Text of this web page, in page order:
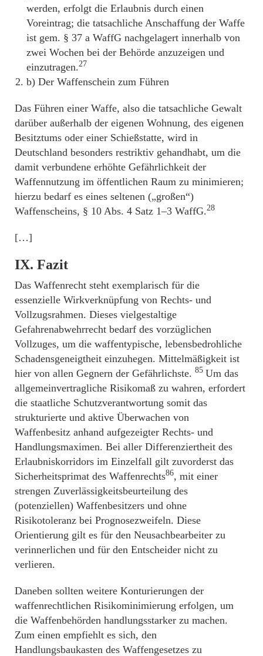
werden, erfolgt die Erlaubnis durch einen
Voreintrag; die tatsachliche Anschaffung der Waffe
ist gem. § 37 a WaffG nachgelagert innerhalb von
zwei Wochen bei der Behörde anzuzeigen und
einzutragen.27
b) Der Waffenschein zum Führen
Das Führen einer Waffe, also die tatsachliche Gewalt
darüber außerhalb der eigenen Wohnung, des eigenen
Besitztums oder einer Schießstatte, wird in
Deutschland besonders restriktiv gehandhabt, um die
damit verbundene erhöhte Gefährlichkeit der
Waffennutzung im öffentlichen Raum zu minimieren;
hierzu bedarf es eines seltenen („großen“)
Waffenscheins, § 10 Abs. 4 Satz 1–3 WaffG.28
[…]
IX. Fazit
Das Waffenrecht steht exemplarisch für die
essenzielle Wirkverknüpfung von Rechts- und
Vollzugsrahmen. Dieses vielgestaltige
Gefahrenabwehrrecht bedarf des vorzüglichen
Vollzuges, um die waffentypische, lebensbedrohliche
Schadensgeneigtheit einzuhegen. Mittelmäßigkeit ist
hier von allen Gegnern der Gefährlichste. 85 Um das
allgemeinvertragliche Risikomaß zu wahren, erfordert
die staatliche Schutzverantwortung somit das
strukturierte und aktive Überwachen von
Waffenbesitz anhand aufgezeigter Rechts- und
Handlungsmaximen. Bei aller Differenziertheit des
Erlaubniskorridors im Einzelfall gilt zuvorderst das
Sicherheitsprimat des Waffenrechts86, mit einer
strengen Zuverlässigkeitsbeurteilung des
(potenziellen) Waffenbesitzers und ohne
Risikotoleranz bei Prognosezweifeln. Diese
Orientierung gilt es für den Neusachbearbeiter zu
verinnerlichen und für den Entscheider nicht zu
verlieren.
Daneben sollten weitere Konturierungen der
waffenrechtlichen Risikominimierung erfolgen, um
die Waffenbehörden handlungsstarker zu machen.
Zum einen empfiehlt es sich, den
Handlungsbaukasten des Waffengesetzes zu